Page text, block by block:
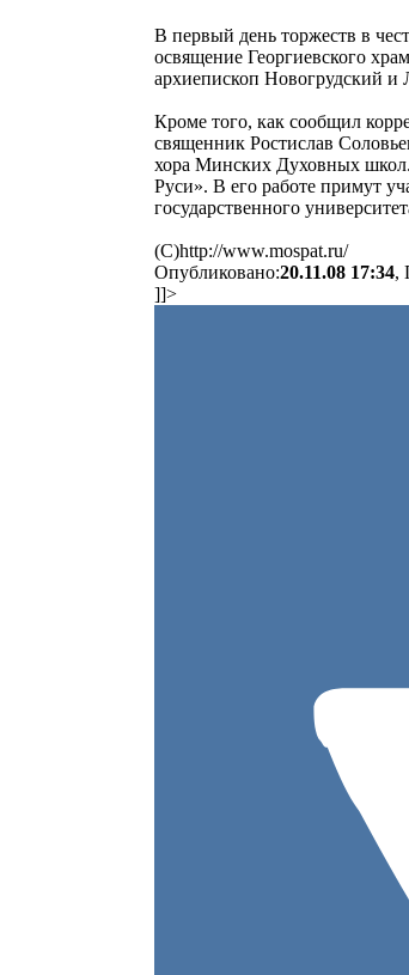
В первый день торжеств в
освящение Георгиевского
архиепископ Новогрудский и
Кроме того, как сообщил
священник Ростислав
хора Минских Духовных школ.
Руси». В его работе примут
государственного
(C)http://www.mospat.ru/
Опубликовано:20.11.08 17:34,
]]>